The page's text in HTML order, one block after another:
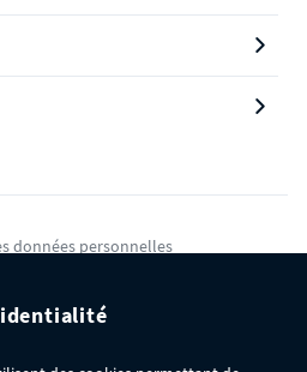
données personnelles